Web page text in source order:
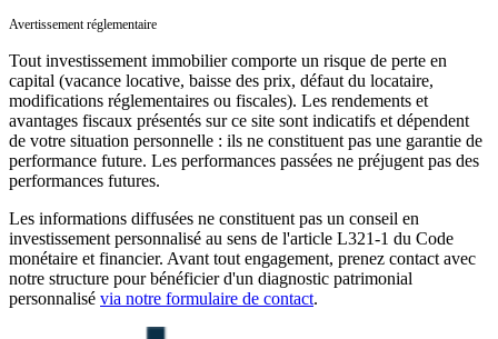
Avertissement réglementaire
Tout investissement immobilier comporte un risque de perte en
capital (vacance locative, baisse des prix, défaut du locataire,
modifications réglementaires ou fiscales). Les rendements et
avantages fiscaux présentés sur ce site sont indicatifs et dépendent
de votre situation personnelle : ils ne constituent pas une garantie de
performance future. Les performances passées ne préjugent pas des
performances futures.
Les informations diffusées ne constituent pas un conseil en
investissement personnalisé au sens de l'article L321-1 du Code
monétaire et financier. Avant tout engagement, prenez contact avec
notre structure pour bénéficier d'un diagnostic patrimonial
personnalisé via notre formulaire de contact.